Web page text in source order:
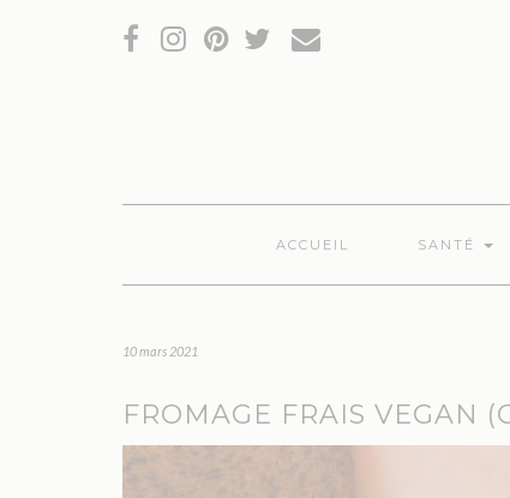
RÉSEAUX
SOCIAUX
ACCUEIL SANTÉ
10 mars 2021
FROMAGE FRAIS VEGAN